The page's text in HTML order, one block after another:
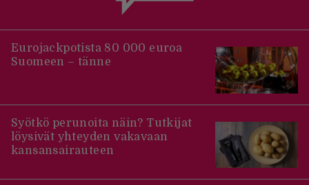
Eurojackpotista 80 000 euroa
Suomeen – tänne
Syötkö perunoita näin? Tutkijat
löysivät yhteyden vakavaan
kansansairauteen